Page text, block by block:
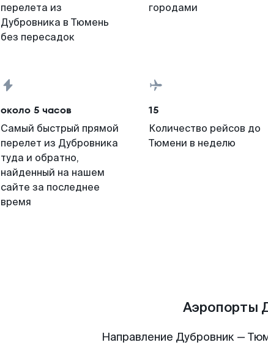
перелета из
Дубровника в Тюмень
без пересадок
городами
около 5 часов
Самый быстрый прямой
перелет из Дубровника
туда и обратно,
найденный на нашем
сайте за последнее
время
15
Количество рейсов до
Тюмени в неделю
Аэропорты
Направление Дубровник —